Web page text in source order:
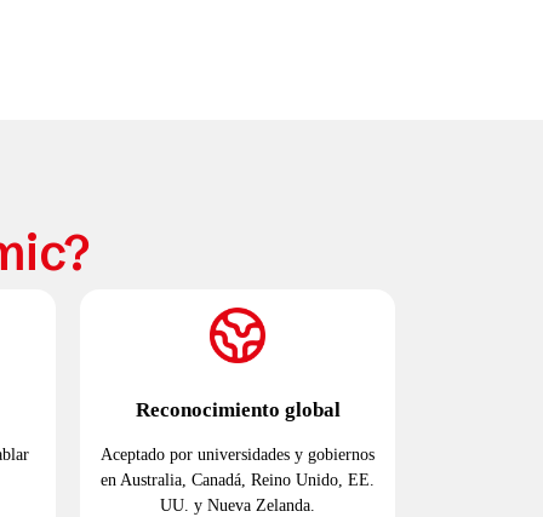
Reconocimiento global
Aceptado por universidades y gobiernos
en Australia, Canadá, Reino Unido, EE.
UU. y Nueva Zelanda.